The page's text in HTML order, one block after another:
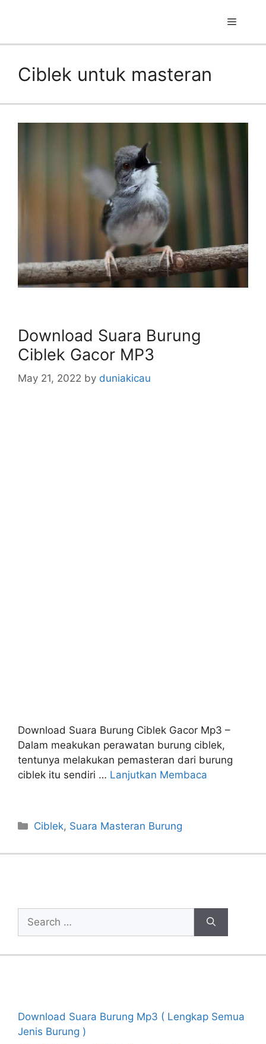
Menu
Ciblek untuk masteran
Download Suara Burung
Ciblek Gacor MP3
May 21, 2022 by duniakicau
Download Suara Burung Ciblek Gacor Mp3 –
Dalam meakukan perawatan burung ciblek,
tentunya melakukan pemasteran dari burung
ciblek itu sendiri … Lanjutkan Membaca
Categories
Ciblek, Suara Masteran Burung
for:
Download Suara Burung Mp3 ( Lengkap Semua
Jenis Burung )